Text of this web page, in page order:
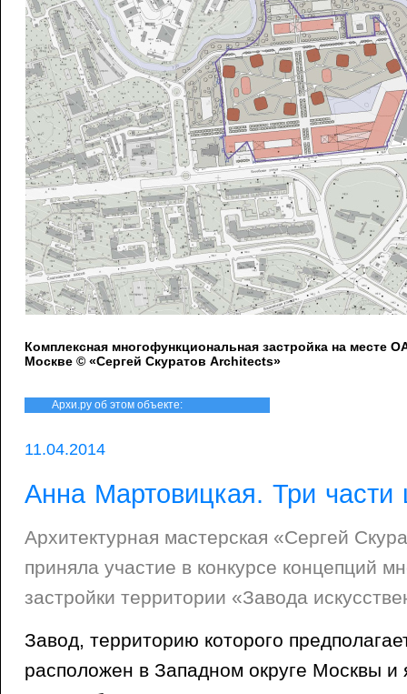
Комплексная многофункциональная застройка на месте
Москве © «Сергей Скуратов Architects»
Архи.ру об этом объекте:
11.04.2014
Анна Мартовицкая. Три части
Архитектурная мастерская «Сергей
приняла участие в конкурсе концепций
застройки территории «Завода
Завод, территорию которого
расположен в Западном округе Москвы и